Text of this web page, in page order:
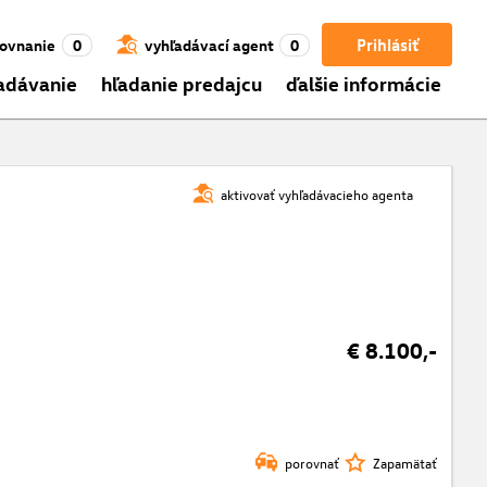
Prihlásiť
0 vyhľadávací agent 0
hľadanie predajcu ďalšie informácie
aktivovať vyhľadávacieho agenta
€ 8.100,-
porovnať Zapamätať